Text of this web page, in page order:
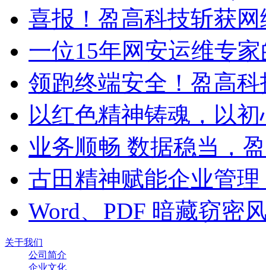
喜报！盈高科技斩获
一位15年网安运维专
领跑终端安全！盈高
以红色精神铸魂，以
业务顺畅 数据稳当，
古田精神赋能企业管
Word、PDF 暗藏窃密
关于我们
公司简介
企业文化